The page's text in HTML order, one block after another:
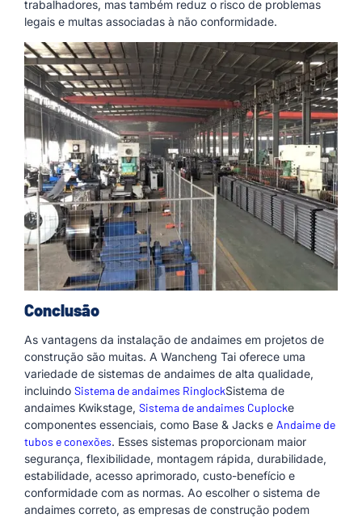
trabalhadores, mas também reduz o risco de problemas
legais e multas associadas à não conformidade.
Conclusão
As vantagens da instalação de andaimes em projetos de
construção são muitas. A Wancheng Tai oferece uma
variedade de sistemas de andaimes de alta qualidade,
incluindo Sistema de andaimes RinglockSistema de
andaimes Kwikstage, Sistema de andaimes Cuplocke
componentes essenciais, como Base & Jacks e Andaime de
tubos e conexões. Esses sistemas proporcionam maior
segurança, flexibilidade, montagem rápida, durabilidade,
estabilidade, acesso aprimorado, custo-benefício e
conformidade com as normas. Ao escolher o sistema de
andaimes correto, as empresas de construção podem